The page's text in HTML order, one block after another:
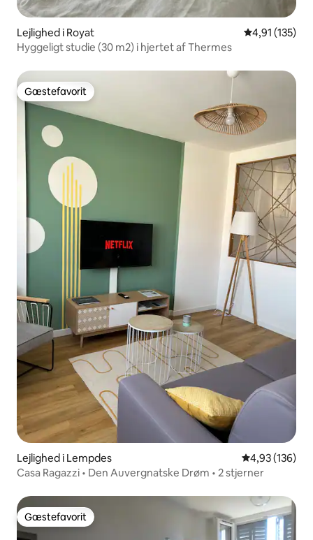
Lejlighed i Royat 4,91 ud af 5 i
4,91 (135)
Hyggeligt studie (30 m2) i hjertet af Thermes
Gæstefavorit
Gæstefavorit
Lejlighed i Lempdes 4,93 ud af 5 i
4,93 (136)
Casa Ragazzi • Den Auvergnatske Drøm • 2 stjerner
Gæstefavorit
Gæstefavorit